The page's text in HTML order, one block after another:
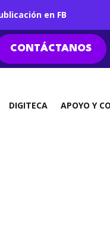
en FB
CONTÁCTANOS
DIGITECA APOYO Y